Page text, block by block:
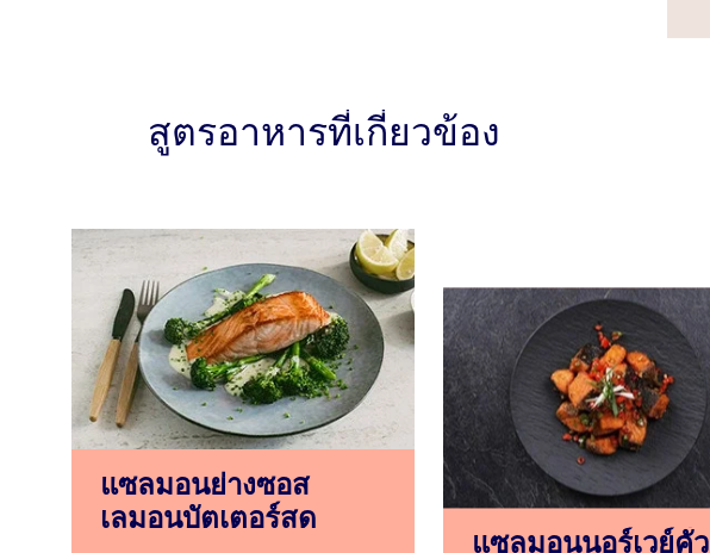
สูตรอาหารที่เกี่ยวข้อง
แซลมอนย่างซอส
เลมอนบัตเตอร์สด
แซลมอนนอร์เวย์คั่ว